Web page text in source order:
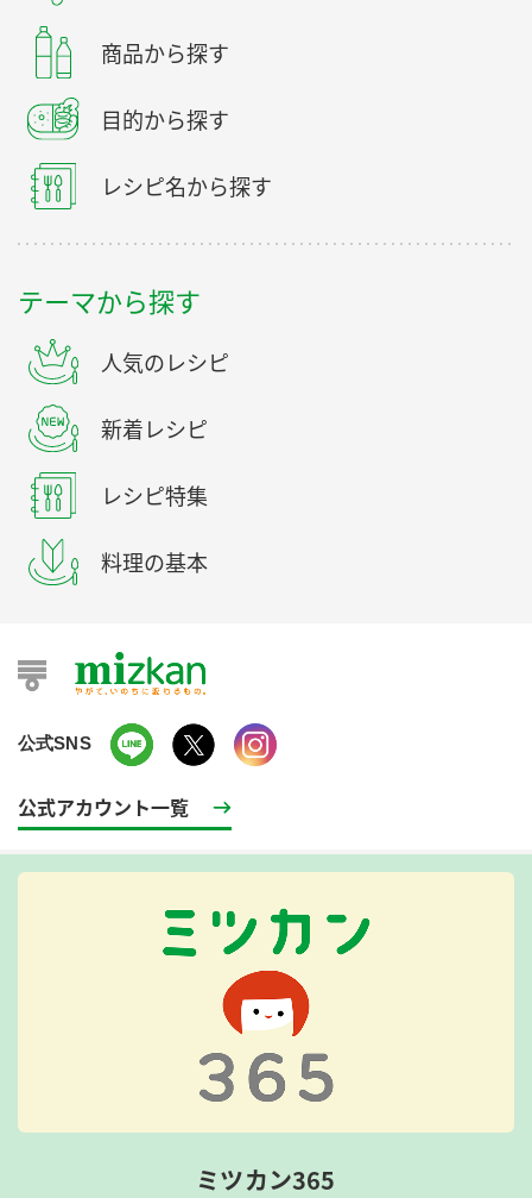
商品から探す
目的から探す
レシピ名から探す
テーマから探す
人気のレシピ
新着レシピ
レシピ特集
料理の基本
公式SNS
公式アカウント一覧
ミツカン365